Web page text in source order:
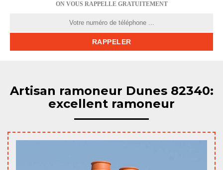
ON VOUS RAPPELLE GRATUITEMENT
Artisan ramoneur Dunes 82340:
excellent ramoneur